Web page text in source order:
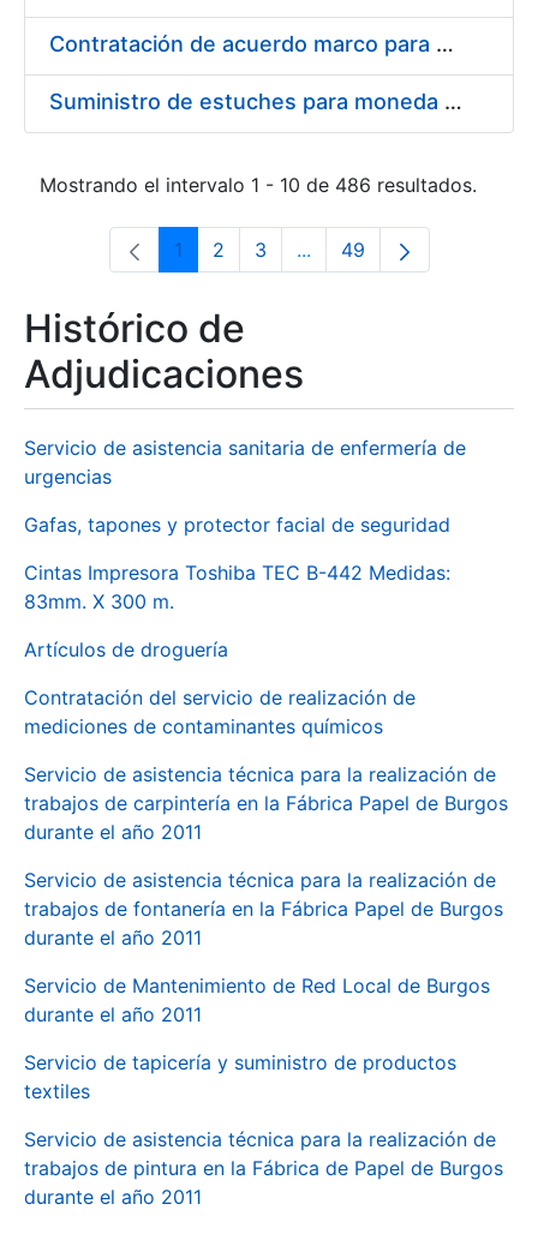
Contratación de acuerdo marco para el Suministro de Material de Electricidad para la Fábrica Nacional de Moneda y Timbre-Real Casa de la Moneda en su centro de trabajo de Burgos
Suministro de estuches para moneda de 30 €
Mostrando el intervalo 1 - 10 de 486 resultados.
Página
1 Página
2 Página
3 ...Páginas intermedias Use
Página
49
Histórico de
Adjudicaciones
Servicio de asistencia sanitaria de enfermería de
urgencias
Gafas, tapones y protector facial de seguridad
Cintas Impresora Toshiba TEC B-442 Medidas:
83mm. X 300 m.
Artículos de droguería
Contratación del servicio de realización de
mediciones de contaminantes químicos
Servicio de asistencia técnica para la realización de
trabajos de carpintería en la Fábrica Papel de Burgos
durante el año 2011
Servicio de asistencia técnica para la realización de
trabajos de fontanería en la Fábrica Papel de Burgos
durante el año 2011
Servicio de Mantenimiento de Red Local de Burgos
durante el año 2011
Servicio de tapicería y suministro de productos
textiles
Servicio de asistencia técnica para la realización de
trabajos de pintura en la Fábrica de Papel de Burgos
durante el año 2011